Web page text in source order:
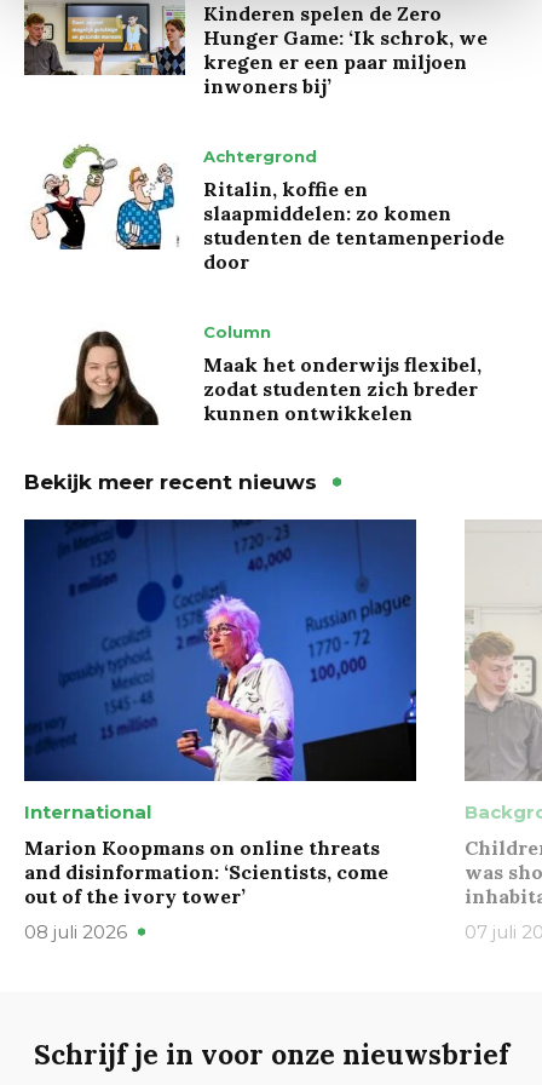
Kinderen spelen de Zero
Hunger Game: ‘Ik schrok, we
kregen er een paar miljoen
inwoners bij’
Achtergrond
Ritalin, koffie en
slaapmiddelen: zo komen
studenten de tentamenperiode
door
Column
Maak het onderwijs flexibel,
zodat studenten zich breder
kunnen ontwikkelen
Bekijk meer recent nieuws
International
Marion Koopmans on online threats
and disinformation: ‘Scientists, come
out of the ivory tower’
08 juli 2026
was
07 juli
Schrijf je in voor onze nieuwsbrief